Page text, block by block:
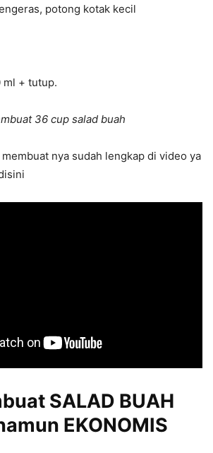
potong kotak kecil
ml + tutup.
36 cup salad buah
nya sudah lengkap di video ya
SALAD BUAH
EKONOMIS